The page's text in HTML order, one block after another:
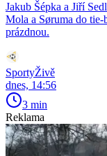
Jakub Šépka a Jiří
Mola a Søruma do
prázdnou.
SportyŽivě
dnes, 14:56
3 min
Reklama